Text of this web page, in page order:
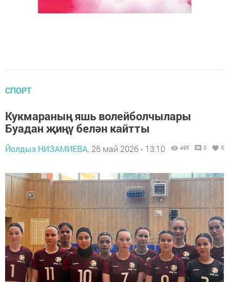
СПОРТ
Кукмараның яшь волейболчылары
Буадан җиңү белән кайтты
Йолдыз НИЗАМИЕВА, 26 май 2026 - 13:10 495 0 0